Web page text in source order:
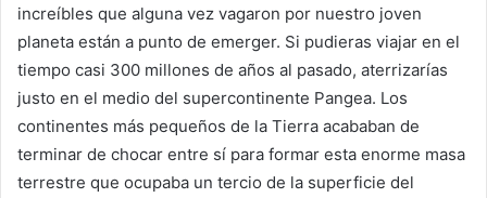
increíbles que alguna vez vagaron por nuestro joven
planeta están a punto de emerger. Si pudieras viajar en el
tiempo casi 300 millones de años al pasado, aterrizarías
justo en el medio del supercontinente Pangea. Los
continentes más pequeños de la Tierra acababan de
terminar de chocar entre sí para formar esta enorme masa
terrestre que ocupaba un tercio de la superficie del